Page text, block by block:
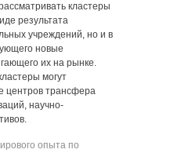
кластеры
результата
учреждений, но и в
новые
их на рынке.
могут
центров трансфера
научно-
опыта по